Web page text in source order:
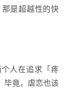
是超越性的快
人在追求「疼
毕竟，虐恋也该